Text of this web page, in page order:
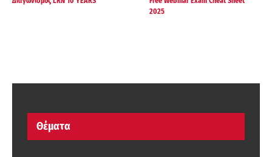
2025
Θέματα